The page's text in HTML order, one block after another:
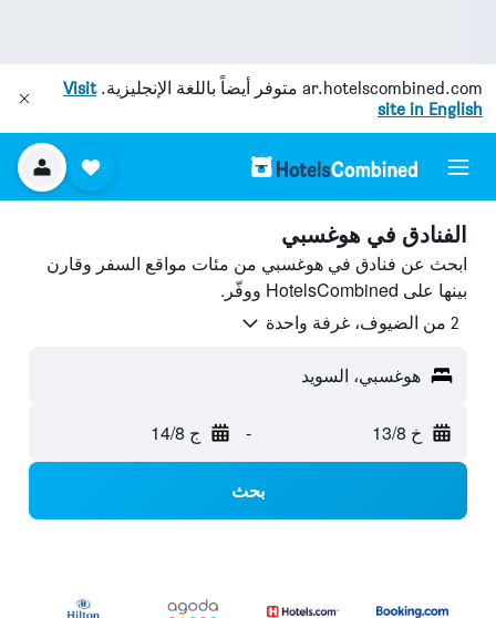
ar.hotelscombined.com متوفر أيضاً باللغة الإنجليزية.Visit
site in English
الفنادق في هوغسبي
ابحث عن فنادق في هوغسبي من مئات مواقع السفر وقارن
بينها على HotelsCombined ووفّر.
2 من الضيوف، غرفة واحدة
هوغسبي، السويد
خ 13/8 - ج 14/8
بحث